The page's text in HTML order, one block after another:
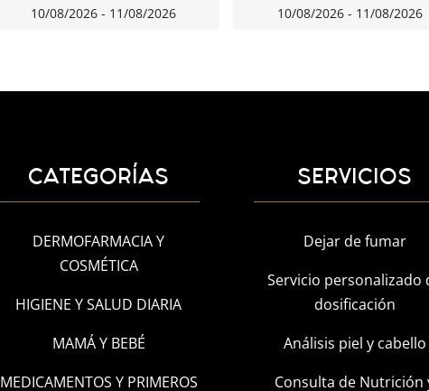
10/08/2026 - 11/08/2026
10/08/2026 - 11/08/2026
CATEGORÍAS
DERMOFARMACIA Y
COSMÉTICA
HIGIENE Y SALUD DIARIA
MAMÁ Y BEBÉ
MEDICAMENTOS Y PRIMEROS
SERVICIOS
Dejar de fumar
Servicio personalizado
dosificación
Análisis piel y cabello
Consulta de Nutrición